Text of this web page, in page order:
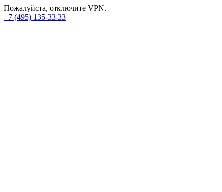
Пожалуйста, отключите VPN.
+7 (495) 135-33-33